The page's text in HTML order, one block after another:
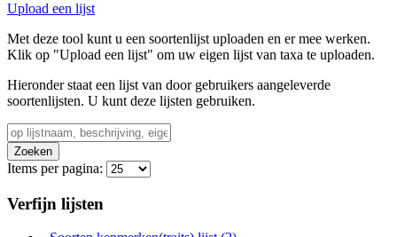
Upload een lijst
Met deze tool kunt u een soortenlijst uploaden en er mee werken.
Klik op "Upload een lijst" om uw eigen lijst van taxa te uploaden.
Hieronder staat een lijst van door gebruikers aangeleverde
soortenlijsten. U kunt deze lijsten gebruiken.
Zoeken
Items per pagina:
Verfijn lijsten